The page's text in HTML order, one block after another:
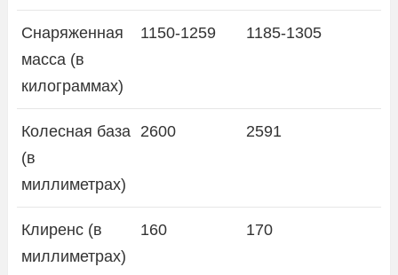
Снаряженная
масса (в
килограммах)
1150-1259 1185-1305
Колесная база
(в
миллиметрах)
2600 2591
Клиренс (в
миллиметрах)
160 170